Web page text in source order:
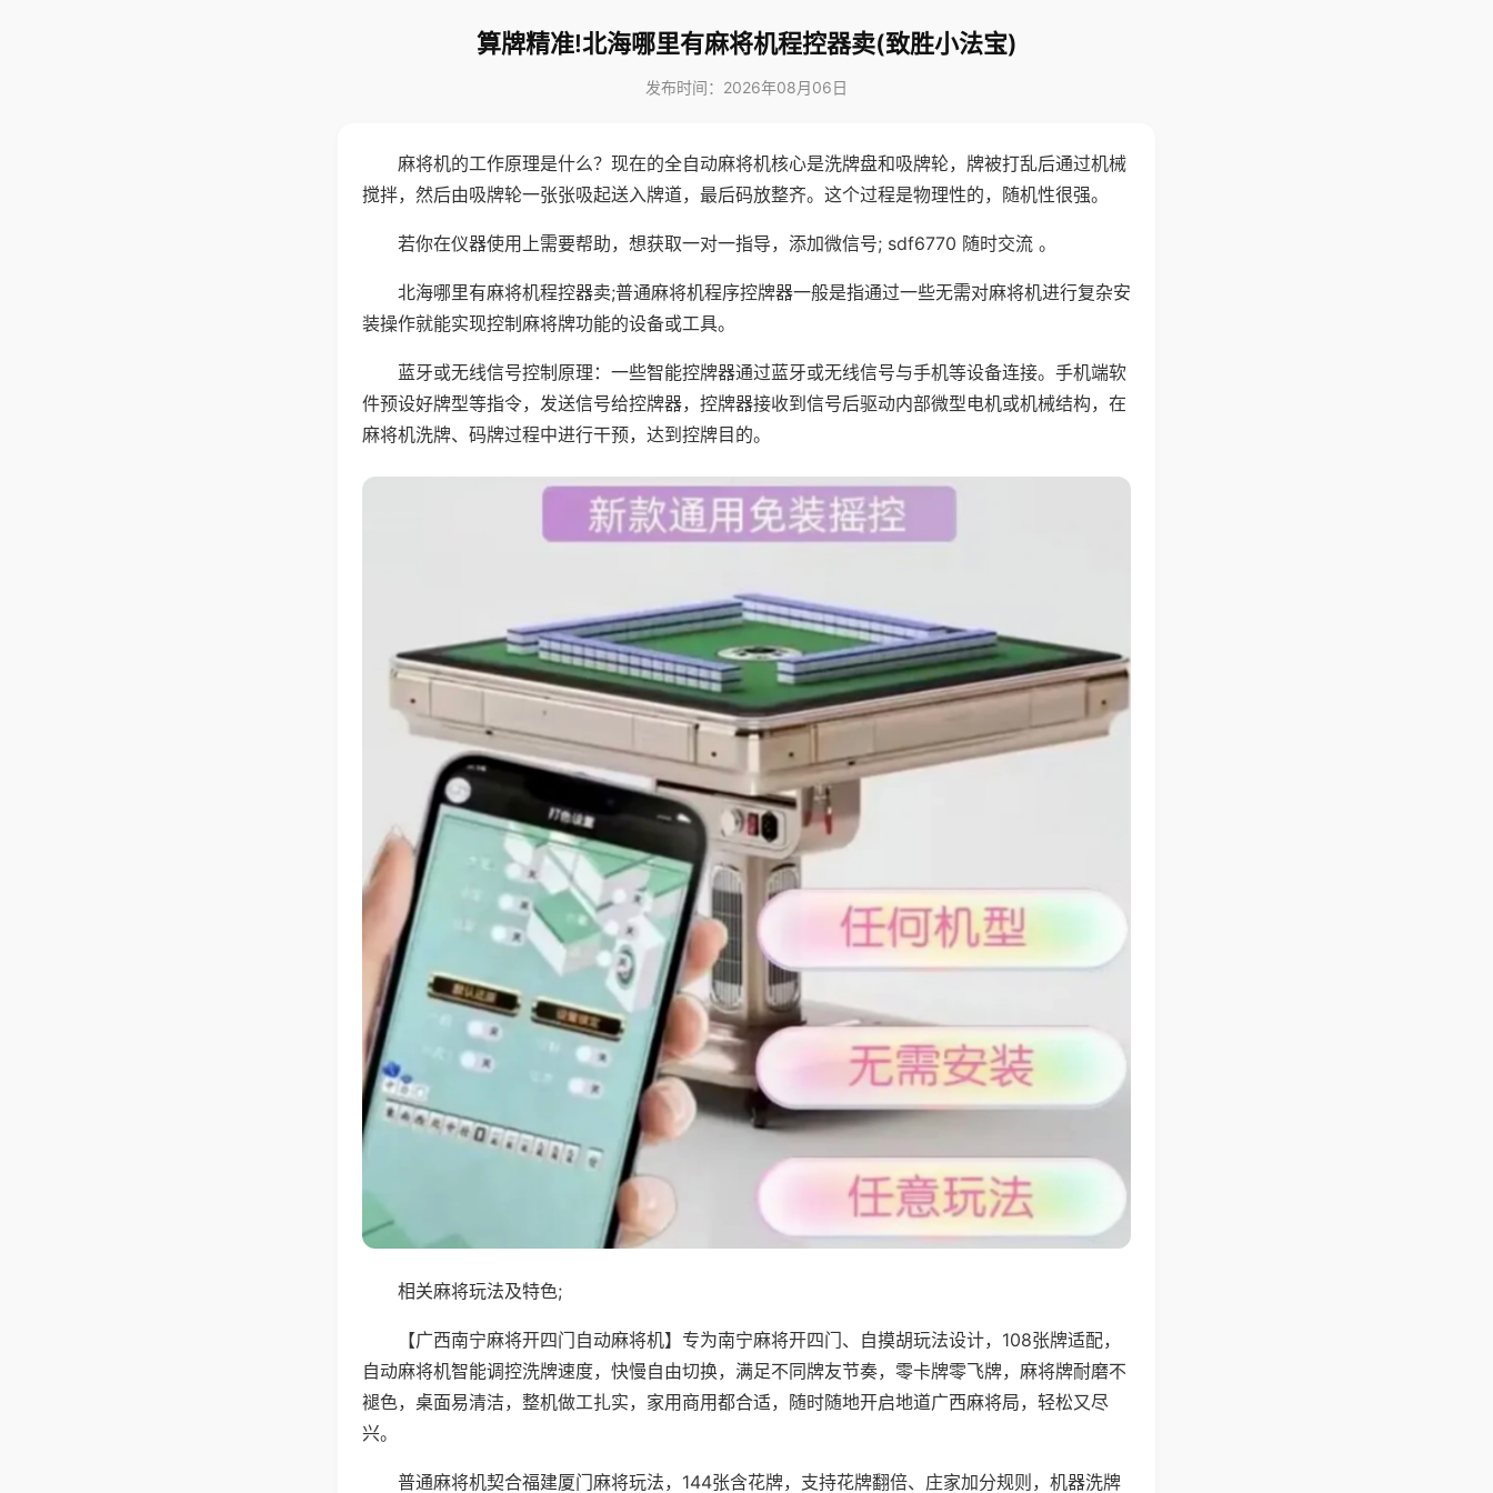
算牌精准!北海哪里有麻将机程控器卖(致胜小法宝)
发布时间：2026年08月06日
麻将机的工作原理是什么？现在的全自动麻将机核心是洗牌盘和吸牌轮，牌被打乱后通过机械
搅拌，然后由吸牌轮一张张吸起送入牌道，最后码放整齐。这个过程是物理性的，随机性很强。
若你在仪器使用上需要帮助，想获取一对一指导，添加微信号; sdf6770 随时交流 。
北海哪里有麻将机程控器卖;普通麻将机程序控牌器一般是指通过一些无需对麻将机进行复杂安
装操作就能实现控制麻将牌功能的设备或工具。
蓝牙或无线信号控制原理：一些智能控牌器通过蓝牙或无线信号与手机等设备连接。手机端软
件预设好牌型等指令，发送信号给控牌器，控牌器接收到信号后驱动内部微型电机或机械结构，在
麻将机洗牌、码牌过程中进行干预，达到控牌目的。
相关麻将玩法及特色;
【广西南宁麻将开四门自动麻将机】专为南宁麻将开四门、自摸胡玩法设计，108张牌适配，
自动麻将机智能调控洗牌速度，快慢自由切换，满足不同牌友节奏，零卡牌零飞牌，麻将牌耐磨不
褪色，桌面易清洁，整机做工扎实，家用商用都合适，随时随地开启地道广西麻将局，轻松又尽
兴。
普通麻将机契合福建厦门麻将玩法，144张含花牌，支持花牌翻倍、庄家加分规则，机器洗牌